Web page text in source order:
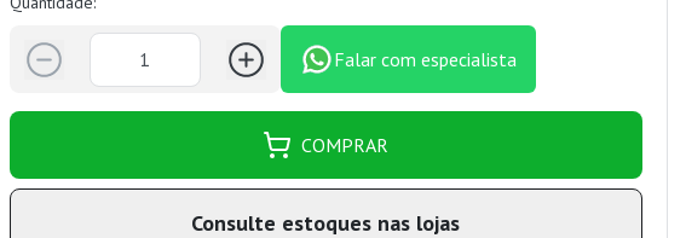
Falar com especialista
COMPRAR
Consulte estoques nas lojas